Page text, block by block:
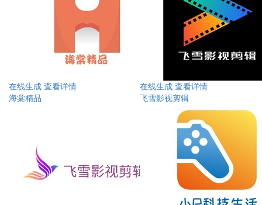
在线生成 查看详情
海棠精品
在线生成 查看详情
飞雪影视剪辑